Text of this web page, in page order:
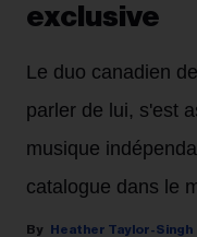
exclusive
Le duo canadien
parler de lui, s'est
musique
catalogue dans le
Heather Taylor-Singh